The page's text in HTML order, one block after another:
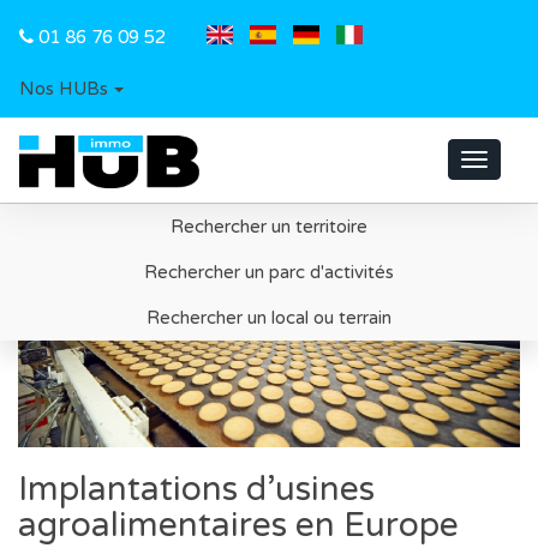
01 86 76 09 52
Nos HUBs
Toggle
Rechercher un territoire
Rechercher un parc d'activités
Rechercher un local ou terrain
Implantations d’usines
agroalimentaires en Europe